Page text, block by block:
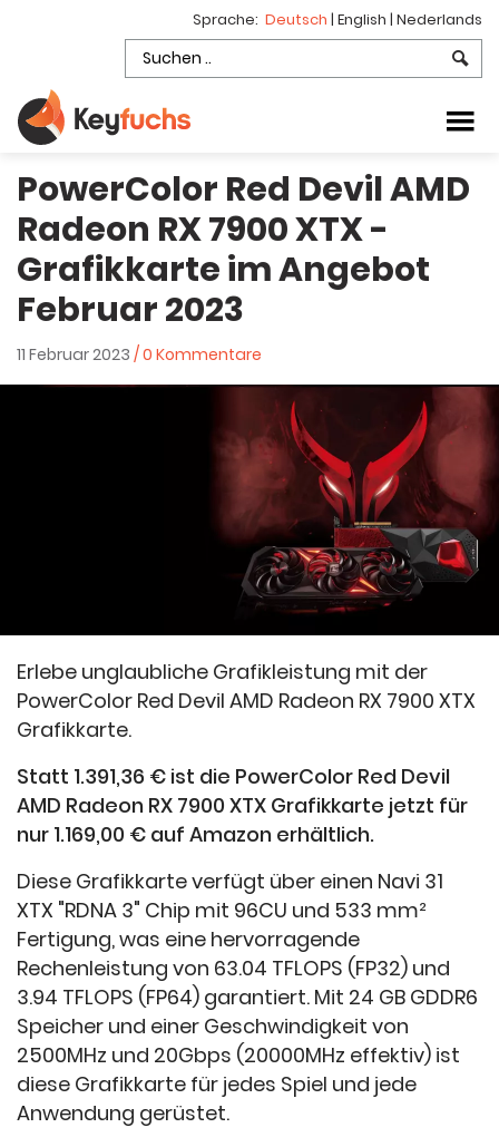
Sprache: Deutsch | English | Nederlands
PowerColor Red Devil AMD
Radeon RX 7900 XTX -
Grafikkarte im Angebot
Februar 2023
11 Februar 2023 / 0 Kommentare
Erlebe unglaubliche Grafikleistung mit der
PowerColor Red Devil AMD Radeon RX 7900 XTX
Grafikkarte.
Statt 1.391,36 € ist die PowerColor Red Devil
AMD Radeon RX 7900 XTX Grafikkarte jetzt für
nur 1.169,00 € auf Amazon erhältlich.
Diese Grafikkarte verfügt über einen Navi 31
XTX "RDNA 3" Chip mit 96CU und 533 mm²
Fertigung, was eine hervorragende
Rechenleistung von 63.04 TFLOPS (FP32) und
3.94 TFLOPS (FP64) garantiert. Mit 24 GB GDDR6
Speicher und einer Geschwindigkeit von
2500MHz und 20Gbps (20000MHz effektiv) ist
diese Grafikkarte für jedes Spiel und jede
Anwendung gerüstet.